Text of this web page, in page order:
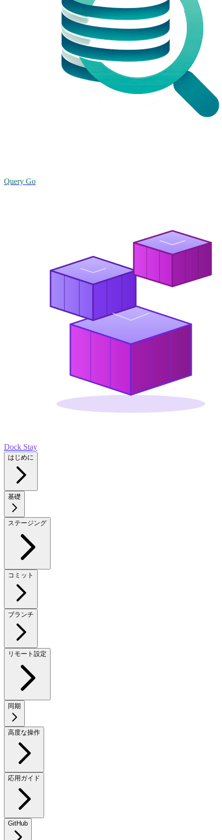
Query Go
Dock Stay
はじめに
基礎
ステージング
コミット
ブランチ
リモート設定
同期
高度な操作
応用ガイド
GitHub